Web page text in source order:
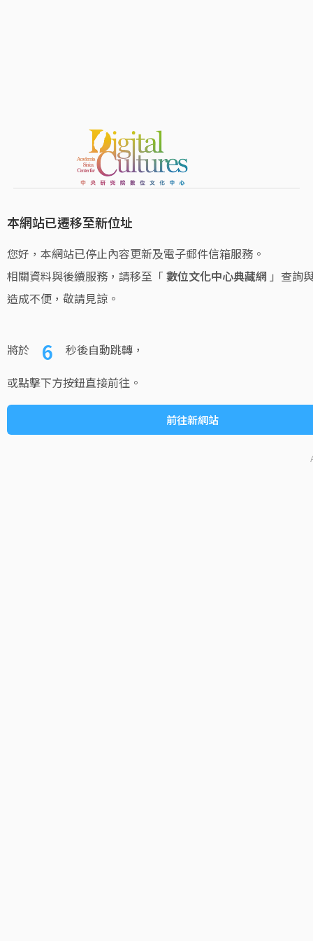
本網站已遷移至新位址
您好，本網站已停止內容更新及電子郵件信箱服務。
相關資料與後續服務，請移至「 數位文化中心典藏網 」查詢
造成不便，敬請見諒。
將於 6
秒後自動跳轉，
或點擊下方按鈕直接前往。
前往新網站